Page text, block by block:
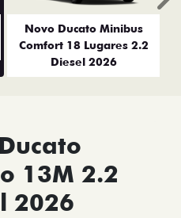
Novo Ducato Minibus
Comfort 18 Lugares 2.2
Diesel 2026
13M 2.2
2026